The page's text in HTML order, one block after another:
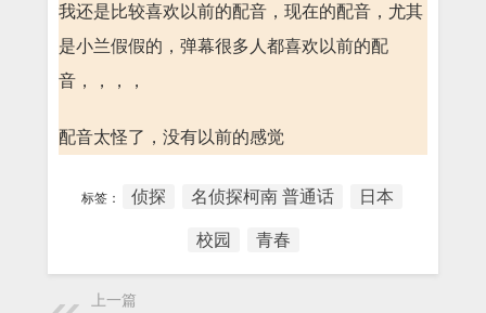
我还是比较喜欢以前的配音，现在的配音，尤其
是小兰假假的，弹幕很多人都喜欢以前的配
音，，，，
配音太怪了，没有以前的感觉
标签： 侦探 名侦探柯南 普通话 日本
校园 青春
上一篇